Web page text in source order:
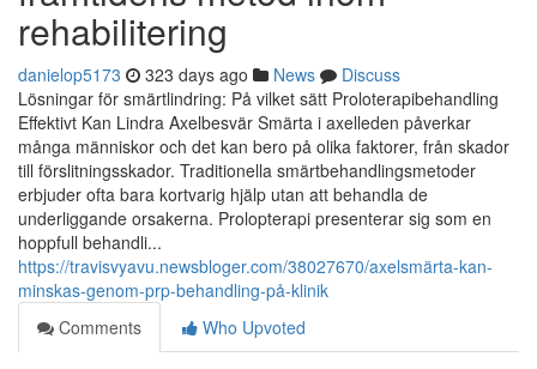
rehabilitering
danielop5173 323 days ago News
Discuss
Lösningar för smärtlindring: På vilket sätt Proloterapibehandling
Effektivt Kan Lindra Axelbesvär Smärta i axelleden påverkar
många människor och det kan bero på olika faktorer, från skador
till förslitningsskador. Traditionella smärtbehandlingsmetoder
erbjuder ofta bara kortvarig hjälp utan att behandla de
underliggande orsakerna. Prolopterapi presenterar sig som en
hoppfull behandli...
https://travisvyavu.newsbloger.com/38027670/axelsmärta-kan-
minskas-genom-prp-behandling-på-klinik
Comments
Who Upvoted